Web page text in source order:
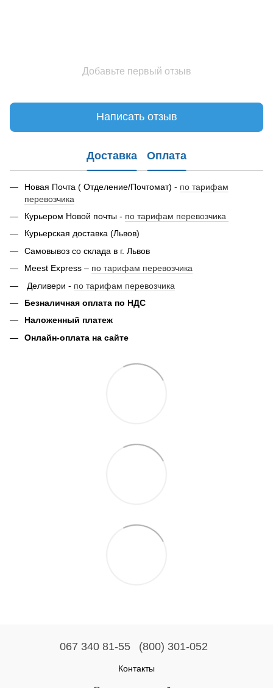
Добавьте первый отзыв
Написать отзыв
Доставка Оплата
Новая Почта ( Отделение/Почтомат) - по тарифам
перевозчика
Курьером Новой почты - по тарифам перевозчика
Курьерская доставка (Львов)
Самовывоз со склада в г. Львов
Meest Express – по тарифам перевозчика
Деливери - по тарифам перевозчика
Безналичная оплата по НДС
Наложенный платеж
Онлайн-оплата на сайте
067 340 81-55 (800) 301-052
Контакты